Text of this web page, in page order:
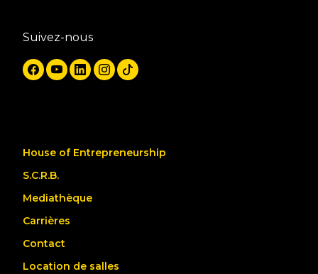
Suivez-nous
House of Entrepreneurship
S.C.R.B.
Mediathèque
Carrières
Contact
Location de salles